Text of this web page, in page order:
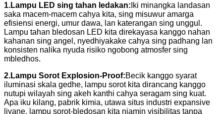
1.Lampu LED sing tahan ledakan: Iki minangka landasan
saka macem-macem cahya kita, sing misuwur amarga
efisiensi energi, umur dawa, lan katerangan sing unggul.
Lampu tahan bledosan LED kita direkayasa kanggo nahan
kahanan sing angel, nyedhiyakake cahya sing padhang lan
konsisten nalika nyuda risiko ngobong atmosfer sing
mbledhos.
2.Lampu Sorot Explosion-Proof:Becik kanggo syarat
iluminasi skala gedhe, lampu sorot kita dirancang kanggo
nutupi wilayah sing akeh kanthi cahya seragam sing kuat.
Apa iku kilang, pabrik kimia, utawa situs industri expansive
liyane, lampu sorot-bledosan kita njamin visibilitas tanpa